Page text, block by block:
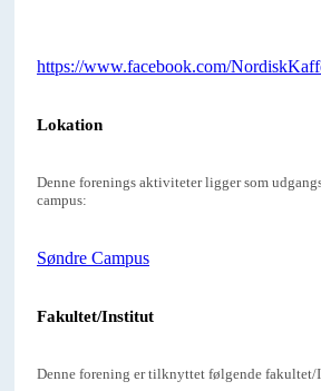
https://www.facebook.com/
Lokation
Denne forenings aktiviteter ligger som
campus:
Søndre Campus
Fakultet/Institut
Denne forening er tilknyttet følgende fakultet/